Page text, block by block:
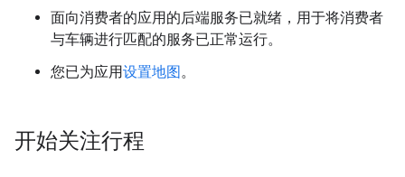
面向消费者的应用的后端服务已就绪，用于将消费者
与车辆进行匹配的服务已正常运行。
您已为应用设置地图。
开始关注行程